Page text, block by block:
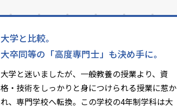
大学と比較。
大卒同等の「高度専門士」も決め手に。
大学と迷いましたが、一般教養の授業より、資
格・技術をしっかりと身につけられる授業に惹か
れ、専門学校へ転換。この学校の4年制学科は大